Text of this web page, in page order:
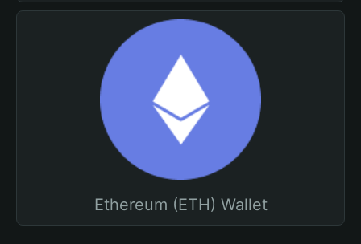
Ethereum (ETH) Wallet